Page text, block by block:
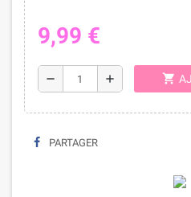
9,99 €
remove add shopping_cart
PARTAGER